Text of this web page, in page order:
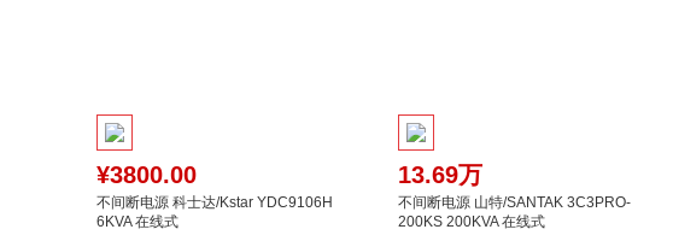
¥3800.00
不间断电源 科士达/Kstar YDC9106H
6KVA 在线式
13.69万
不间断电源 山特/SANTAK 3C3PRO-
200KS 200KVA 在线式